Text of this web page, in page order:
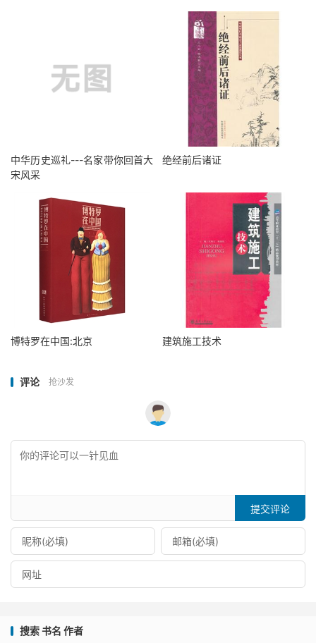
中华历史巡礼---名家带你回首大
宋风采
绝经前后诸证
博特罗在中国:北京 建筑施工技术
评论 抢沙发
提交评论
搜索 书名 作者